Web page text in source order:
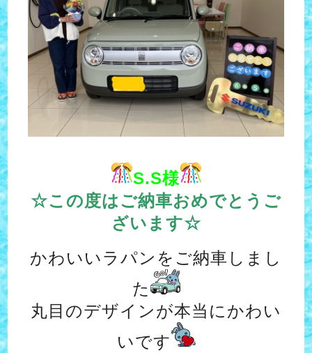
S.S様
☆この度はご納車おめでとうご
ざいます☆
かわいいラパンをご納車しまし
た
丸目のデザインが本当にかわい
いです